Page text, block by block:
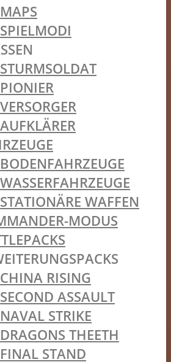
MAPS
SPIELMODI
STURMSOLDAT
PIONIER
VERSORGER
AUFKLÄRER
BODENFAHRZEUGE
WASSERFAHRZEUGE
STATIONÄRE WAFFEN
MODUS
CHINA RISING
SECOND ASSAULT
NAVAL STRIKE
DRAGONS THEETH
FINAL STAND